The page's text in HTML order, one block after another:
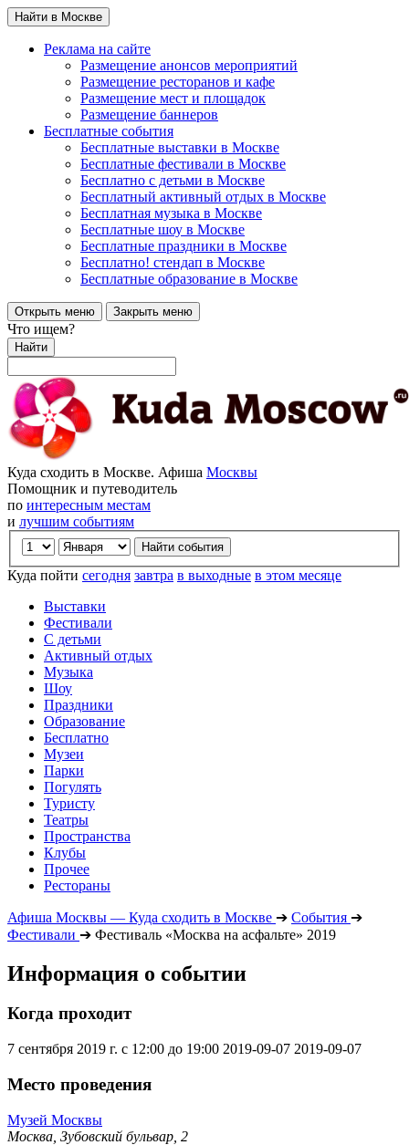
Найти в Москве
Реклама на сайте
Размещение анонсов мероприятий
Размещение ресторанов и кафе
Размещение мест и площадок
Размещение баннеров
Бесплатные события
Бесплатные выставки в Москве
Бесплатные фестивали в Москве
Бесплатно с детьми в Москве
Бесплатный активный отдых в Москве
Бесплатная музыка в Москве
Бесплатные шоу в Москве
Бесплатные праздники в Москве
Бесплатно! стендап в Москве
Бесплатные образование в Москве
Открыть меню Закрыть меню
Что ищем?
Найти
Куда сходить в Москве. Афиша Москвы
Помощник и путеводитель
по интересным местам
и лучшим событиям
Куда пойти сегодня завтра в выходные в этом месяце
Выставки
Фестивали
С детьми
Активный отдых
Музыка
Шоу
Праздники
Образование
Бесплатно
Музеи
Парки
Погулять
Туристу
Театры
Пространства
Клубы
Прочее
Рестораны
Афиша Москвы — Куда сходить в Москве ➔ События ➔
Фестивали ➔ Фестиваль «Москва на асфальте» 2019
Информация о событии
Когда проходит
7 сентября 2019 г. с 12:00 до 19:00 2019-09-07 2019-09-07
Место проведения
Музей Москвы
Москва, Зубовский бульвар, 2